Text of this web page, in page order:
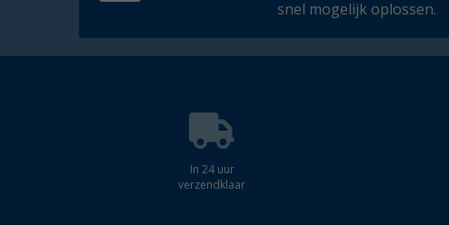
snel mogelijk oplossen.
In 24 uur
verzendklaar